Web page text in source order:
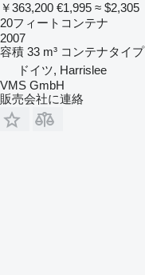
￥363,200 €1,995 ≈ $2,305
20フィートコンテナ
2007
容積 33 m³ コンテナタイプ
ドイツ, Harrislee
VMS GmbH
販売会社に連絡